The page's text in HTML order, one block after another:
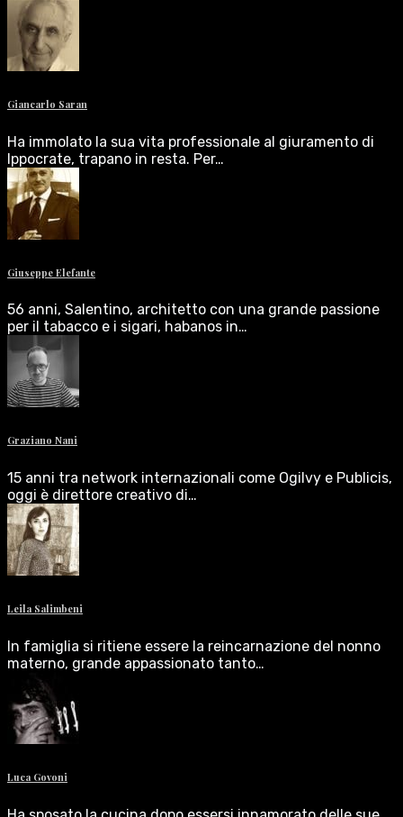
Giancarlo Saran
Ha immolato la sua vita professionale al giuramento di
Ippocrate, trapano in resta. Per…
Giuseppe Elefante
56 anni, Salentino, architetto con una grande passione
per il tabacco e i sigari, habanos in…
Graziano Nani
15 anni tra network internazionali come Ogilvy e Publicis,
oggi è direttore creativo di…
Leila Salimbeni
In famiglia si ritiene essere la reincarnazione del nonno
materno, grande appassionato tanto…
Luca Govoni